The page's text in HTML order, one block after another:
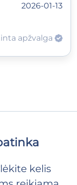
2026-01-13
apžvalga
kelis